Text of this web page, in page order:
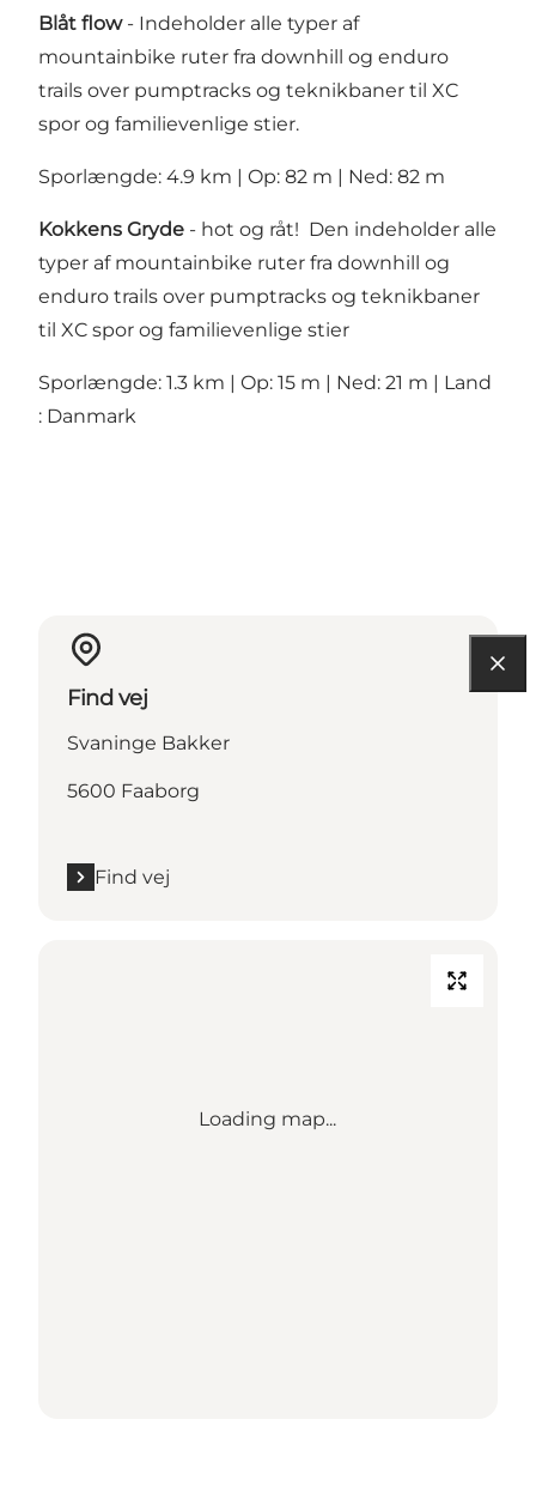
Blåt flow- Indeholder alle typer af
mountainbike ruter fra downhill og enduro
trails over pumptracks og teknikbaner til XC
spor og familievenlige stier.
Sporlængde: 4.9 km | Op: 82 m | Ned: 82 m
Kokkens Gryde - hot og råt! Den indeholder alle
typer af mountainbike ruter fra downhill og
enduro trails over pumptracks og teknikbaner
til XC spor og familievenlige stier
Sporlængde: 1.3 km | Op: 15 m | Ned: 21 m | Land
: Danmark
Find vej
Svaninge Bakker
5600 Faaborg
Find vej
Loading map...